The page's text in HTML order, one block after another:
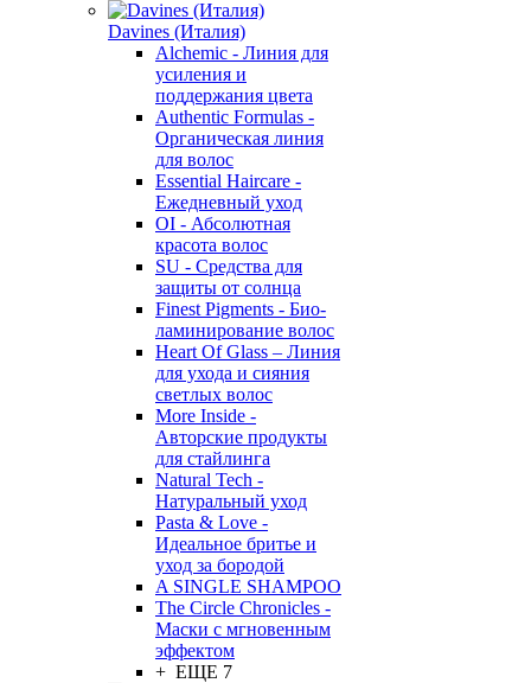
Davines (Италия)
Alchemic - Линия для
усиления и
поддержания цвета
Authentic Formulas -
Органическая линия
для волос
Essential Haircare -
Eжедневный уход
OI - Абсолютная
красота волос
SU - Средства для
защиты от солнца
Finest Pigments - Био-
ламинирование волос
Heart Of Glass – Линия
для ухода и сияния
светлых волос
More Inside -
Авторские продукты
для стайлинга
Natural Tech -
Натуральный уход
Pasta & Love -
Идеальное бритье и
уход за бородой
A SINGLE SHAMPOO
The Circle Chronicles -
Маски с мгновенным
эффектом
+ ЕЩЕ 7